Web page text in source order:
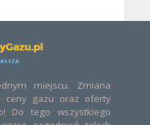
miejscu. Zmiana
ceny gazu oraz oferty
Do tego wszystkiego